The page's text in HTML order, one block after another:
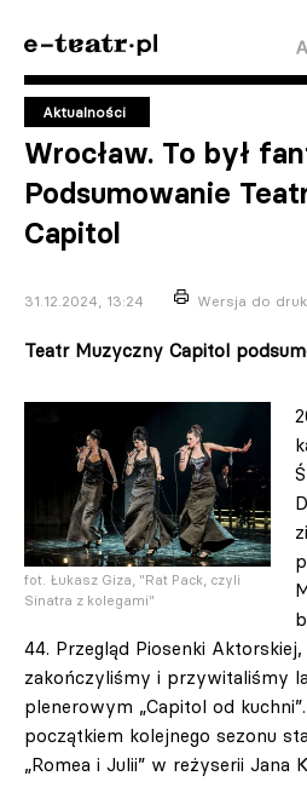
Aktualności
Wrocław. To był
Podsumowanie
Capitol
31.12.2024, 13:24 Wersja do
Teatr Muzyczny Capitol
fot. Łukasz Giza, "Rat Pack, czyli
Sinatra z kolegami"
44. Przegląd Piosenki
zakończyliśmy i przywitaliśmy
plenerowym „Capitol od
początkiem kolejnego sezonu
„Romea i Julii” w reżyserii Jana